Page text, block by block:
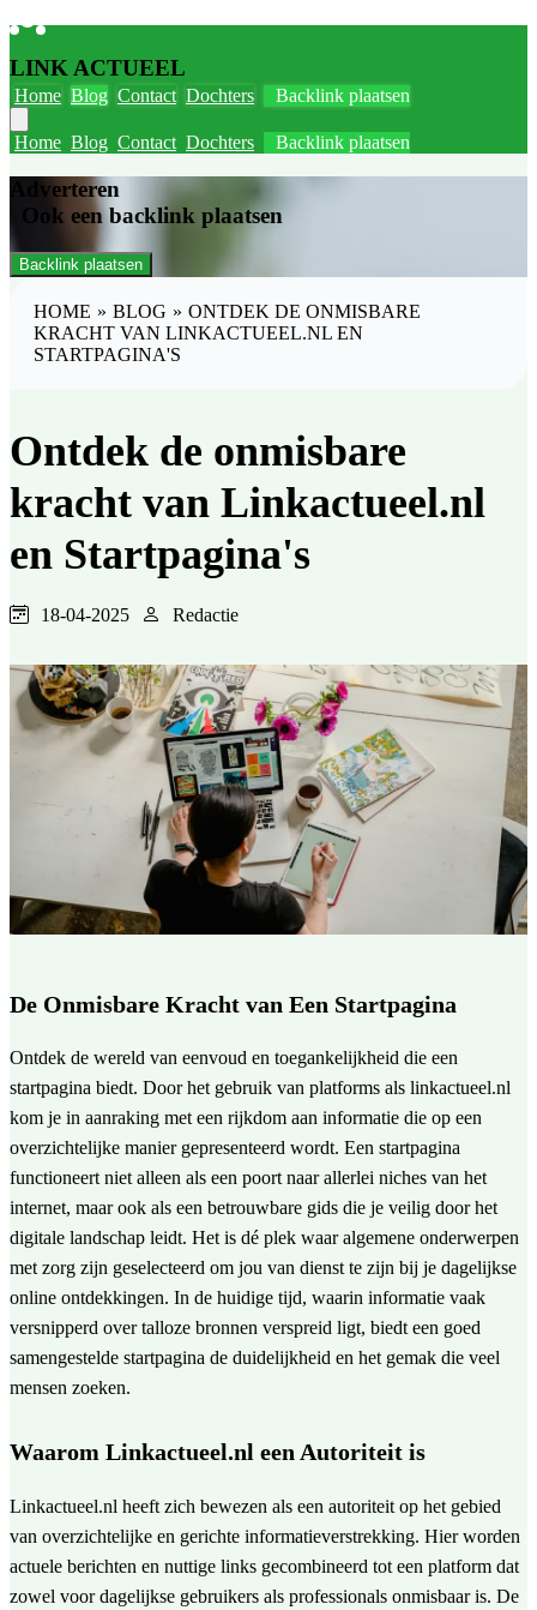
LINK ACTUEEL
Home Blog Contact Dochters Backlink plaatsen
Home Blog Contact Dochters Backlink plaatsen
Adverteren
Ook een backlink plaatsen
Backlink plaatsen
HOME » BLOG » ONTDEK DE ONMISBARE
KRACHT VAN LINKACTUEEL.NL EN
STARTPAGINA'S
Ontdek de onmisbare
kracht van Linkactueel.nl
en Startpagina's
18-04-2025 Redactie
De Onmisbare Kracht van Een Startpagina
Ontdek de wereld van eenvoud en toegankelijkheid die een
startpagina biedt. Door het gebruik van platforms als linkactueel.nl
kom je in aanraking met een rijkdom aan informatie die op een
overzichtelijke manier gepresenteerd wordt. Een startpagina
functioneert niet alleen als een poort naar allerlei niches van het
internet, maar ook als een betrouwbare gids die je veilig door het
digitale landschap leidt. Het is dé plek waar algemene onderwerpen
met zorg zijn geselecteerd om jou van dienst te zijn bij je dagelijkse
online ontdekkingen. In de huidige tijd, waarin informatie vaak
versnipperd over talloze bronnen verspreid ligt, biedt een goed
samengestelde startpagina de duidelijkheid en het gemak die veel
mensen zoeken.
Waarom Linkactueel.nl een Autoriteit is
Linkactueel.nl heeft zich bewezen als een autoriteit op het gebied
van overzichtelijke en gerichte informatieverstrekking. Hier worden
actuele berichten en nuttige links gecombineerd tot een platform dat
zowel voor dagelijkse gebruikers als professionals onmisbaar is. De